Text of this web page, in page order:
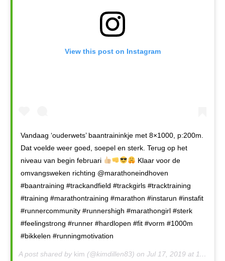
View this post on Instagram
Vandaag ‘ouderwets’ baantraininkje met 8×1000, p:200m.
Dat voelde weer goed, soepel en sterk. Terug op het
niveau van begin februari
Klaar voor de
omvangsweken richting @marathoneindhoven
#baantraining #trackandfield #trackgirls #tracktraining
#training #marathontraining #marathon #instarun #instafit
#runnercommunity #runnershigh #marathongirl #sterk
#feelingstrong #runner #hardlopen #fit #vorm #1000m
#bikkelen #runningmotivation
A post shared by kim (@kimdillen83) on Jul 17, 2019 at 11:29am PDT